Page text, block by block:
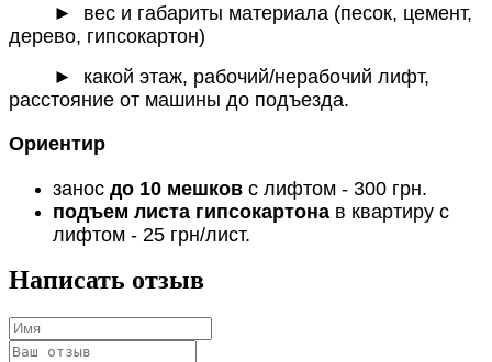
►
вес и габариты материала (песок, цемент,
дерево, гипсокартон)
► какой этаж, рабочий/нерабочий лифт,
расстояние от машины до подъезда.
Ориентир
занос до 10 мешков с лифтом - 300 грн.
подъем листа гипсокартона в квартиру с
лифтом - 25 грн/лист.
Написать отзыв